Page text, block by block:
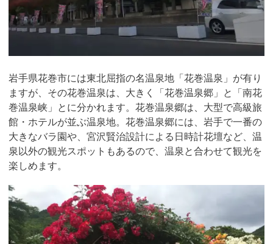
岩手県花巻市には東北屈指の名温泉地「花巻温泉」が有り
ますが、その花巻温泉は、大きく「花巻温泉郷」と「南花
巻温泉峡」とに分かれます。花巻温泉郷は、大型で高級旅
館・ホテルが並ぶ温泉地。花巻温泉郷には、岩手で一番の
大きなバラ園や、宮沢賢治設計による日時計花壇など、温
泉以外の観光スポットもあるので、温泉と合わせて観光を
楽しめます。